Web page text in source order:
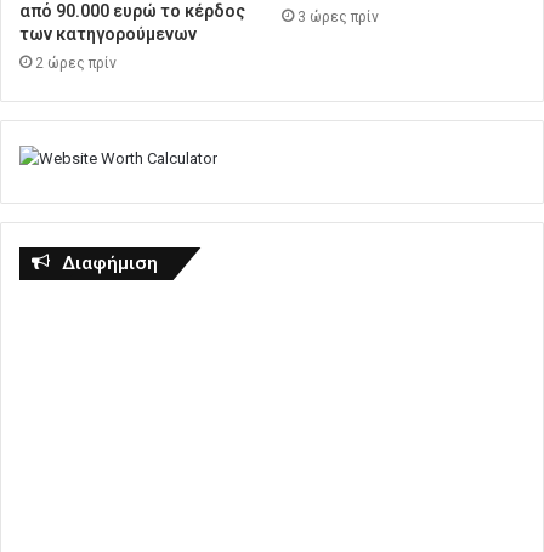
από 90.000 ευρώ το κέρδος
των κατηγορούμενων
2 ώρες πρίν
3 ώρες πρίν
Διαφήμιση